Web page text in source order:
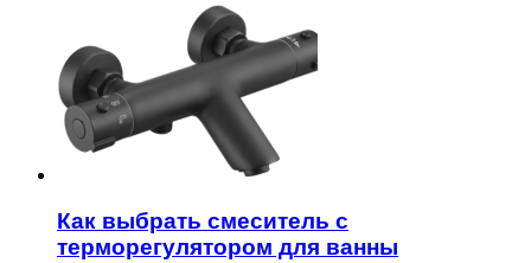
Как выбрать смеситель с
терморегулятором для ванны